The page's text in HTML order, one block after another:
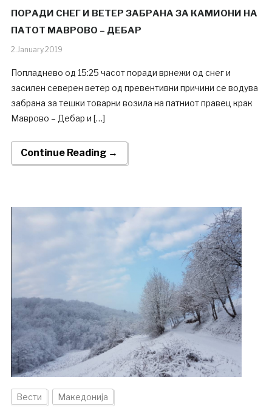
ПОРАДИ СНЕГ И ВЕТЕР ЗАБРАНА ЗА КАМИОНИ НА
ПАТОТ МАВРОВО – ДЕБАР
2.January.2019
Попладнево од 15:25 часот поради врнежи од снег и
засилен северен ветер од превентивни причини се водува
забрана за тешки товарни возила на патниот правец крак
Маврово – Дебар и […]
Continue Reading →
Вести Македонија